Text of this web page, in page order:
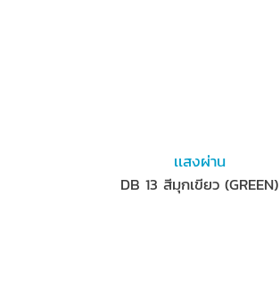
เเสงผ่าน
DB 13 สีมุกเขียว (GREEN)